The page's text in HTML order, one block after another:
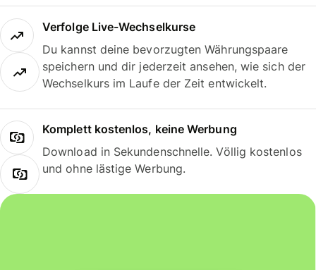
Verfolge Live-Wechselkurse
Du kannst deine bevorzugten Währungspaare
speichern und dir jederzeit ansehen, wie sich der
Wechselkurs im Laufe der Zeit entwickelt.
Komplett kostenlos, keine Werbung
Download in Sekundenschnelle. Völlig kostenlos
und ohne lästige Werbung.